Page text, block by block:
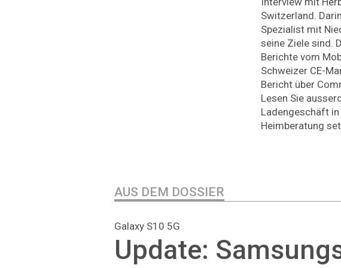
Switzerland.
Spezialist mit
seine Ziele sind.
Berichte vom
Schweizer CE-
Bericht über
Lesen Sie
Ladengeschäft
Heimberatung
AUS DEM DOSSIER
Galaxy S10 5G
Update: